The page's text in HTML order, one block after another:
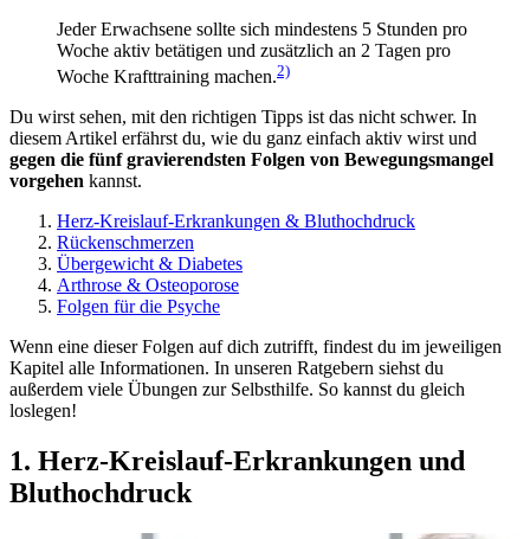
Jeder Erwachsene sollte sich mindestens 5 Stunden pro
Woche aktiv betätigen und zusätzlich an 2 Tagen pro
Woche Krafttraining machen.2)
Du wirst sehen, mit den richtigen Tipps ist das nicht schwer. In
diesem Artikel erfährst du, wie du ganz einfach aktiv wirst und
gegen die fünf gravierendsten Folgen von Bewegungsmangel
vorgehen kannst.
Herz-Kreislauf-Erkrankungen & Bluthochdruck
Rückenschmerzen
Übergewicht & Diabetes
Arthrose & Osteoporose
Folgen für die Psyche
Wenn eine dieser Folgen auf dich zutrifft, findest du im jeweiligen
Kapitel alle Informationen. In unseren Ratgebern siehst du
außerdem viele Übungen zur Selbsthilfe. So kannst du gleich
loslegen!
1. Herz-Kreislauf-Erkrankungen und
Bluthochdruck